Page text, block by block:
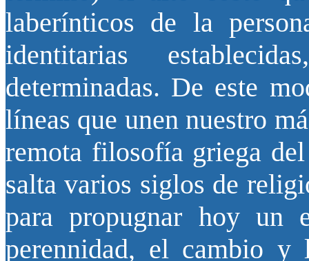
laberínticos de la
identitarias
determinadas. De este
líneas que unen nuestro
remota filosofía griega
salta varios siglos de
para propugnar hoy un
perennidad, el cambio y